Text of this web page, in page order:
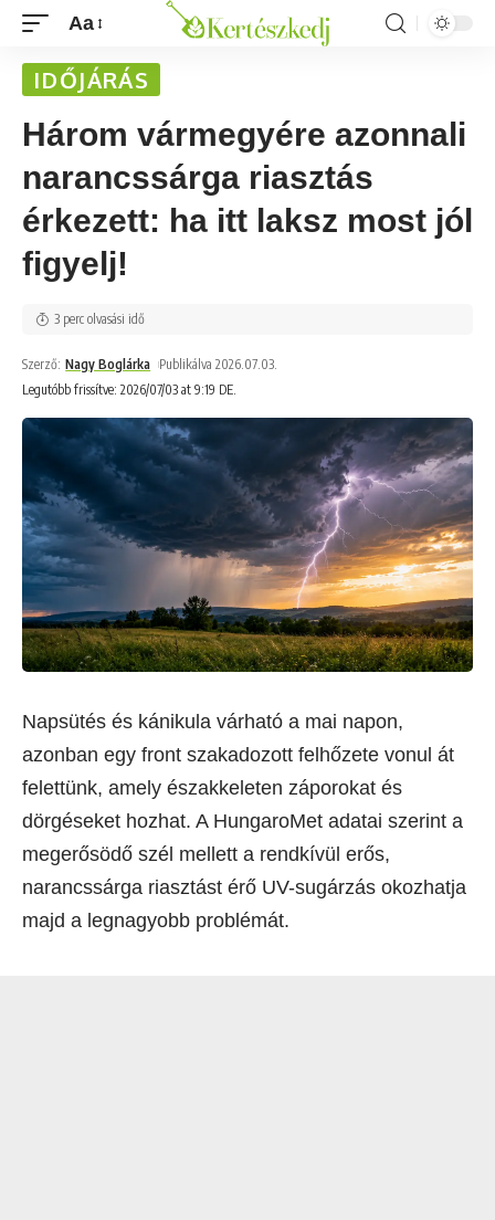
Aa
IDŐJÁRÁS
Három vármegyére azonnali
narancssárga riasztás
érkezett: ha itt laksz most jól
figyelj!
Legutóbb frissítve: 2026/07/03 at 9:19 DE.
Szerző: Nagy Boglárka Publikálva 2026.07.03.
3 perc olvasási idő
Napsütés és kánikula várható a mai napon,
azonban egy front szakadozott felhőzete vonul át
felettünk, amely északkeleten záporokat és
dörgéseket hozhat. A HungaroMet adatai szerint a
megerősödő szél mellett a rendkívül erős,
narancssárga riasztást érő UV-sugárzás okozhatja
majd a legnagyobb problémát.